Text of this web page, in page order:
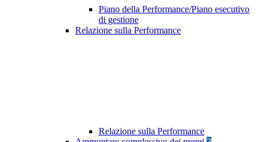
Piano della Performance/Piano esecutivo
di gestione
Relazione sulla Performance
Relazione sulla Performance